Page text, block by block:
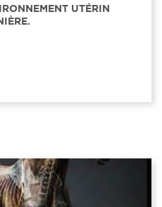
UTÉRIN